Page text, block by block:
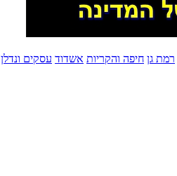
רמת גן חיפה והקריות אשדוד עסקים ונדלן